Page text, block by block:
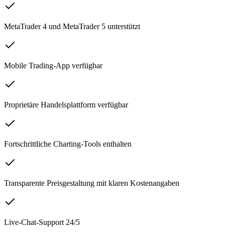
MetaTrader 4 und MetaTrader 5 unterstützt
Mobile Trading-App verfügbar
Proprietäre Handelsplattform verfügbar
Fortschrittliche Charting-Tools enthalten
Transparente Preisgestaltung mit klaren Kostenangaben
Live-Chat-Support 24/5